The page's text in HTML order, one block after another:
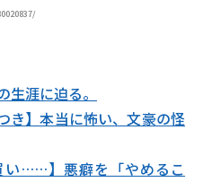
涯に迫る。
き】本当に怖い、文豪の怪
い……】悪癖を「やめるこ